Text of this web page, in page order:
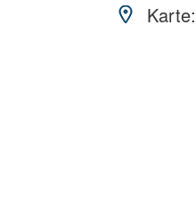
Karte: